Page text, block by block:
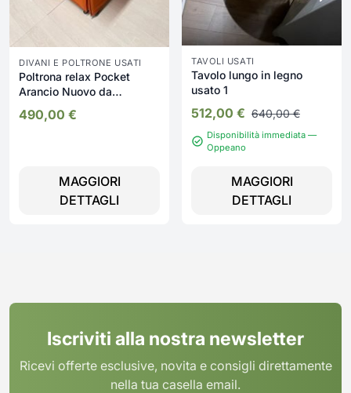
DIVANI E POLTRONE USATI
Poltrona relax Pocket
Arancio Nuovo da
490,00 €
MAGGIORI
DETTAGLI
TAVOLI USATI
Tavolo lungo in legno
usato 1
512,00 € 640,00€
Disponibilità immediata —
Oppeano
MAGGIORI
DETTAGLI
Iscriviti alla nostra newsletter
Ricevi offerte esclusive, novita e consigli direttamente
nella tua casella email.